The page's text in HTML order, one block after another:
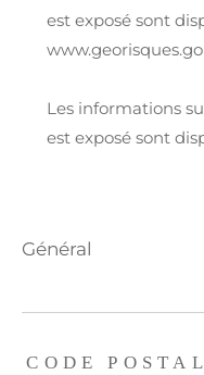
est exposé sont
Les informations
est exposé sont
général
CODE POSTAL